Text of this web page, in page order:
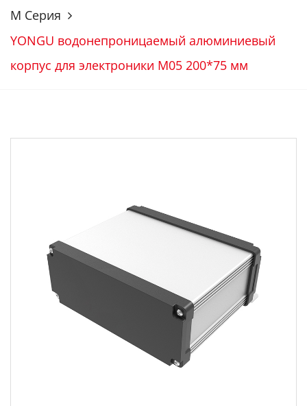
М Серия
YONGU водонепроницаемый алюминиевый
корпус для электроники M05 200*75 мм